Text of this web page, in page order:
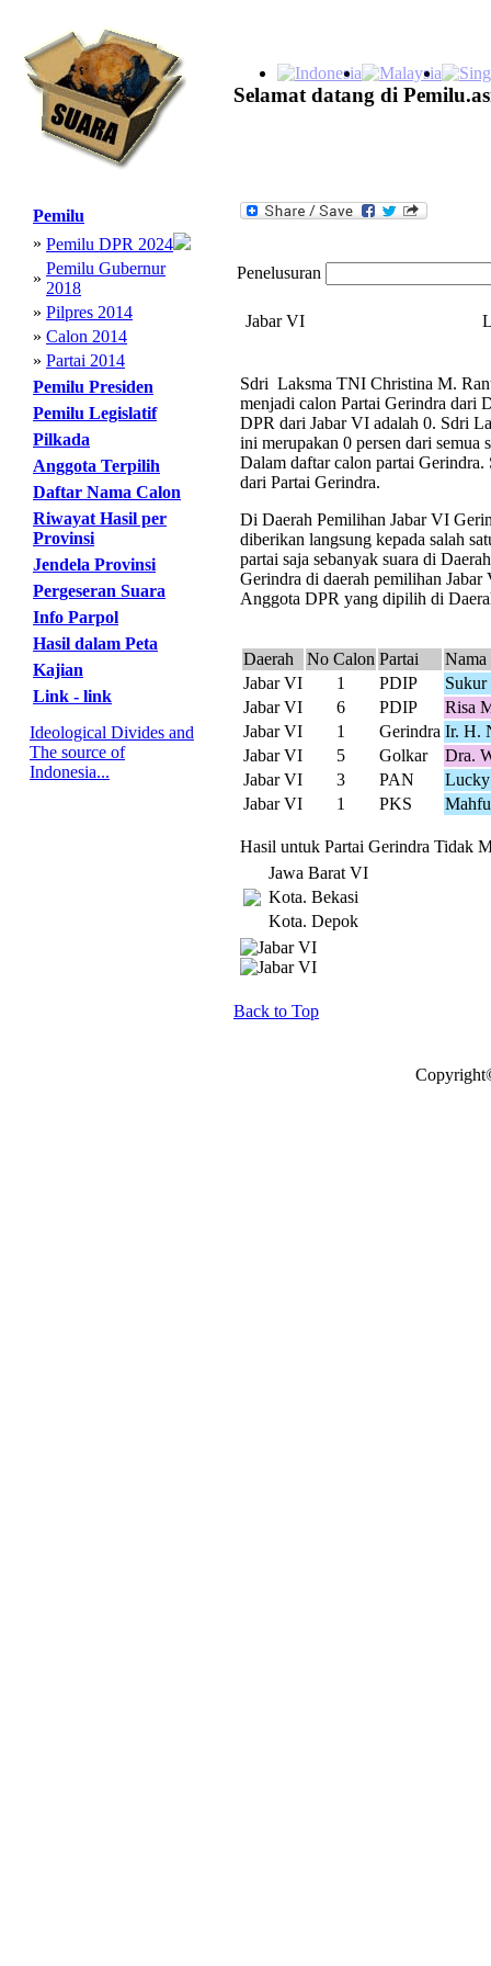
Selamat datang di
Pemilu
» Pemilu DPR 2024
»
Pemilu Gubernur
2018
» Pilpres 2014
» Calon 2014
» Partai 2014
Pemilu Presiden
Pemilu Legislatif
Pilkada
Anggota Terpilih
Daftar Nama Calon
Riwayat Hasil per
Provinsi
Jendela Provinsi
Pergeseran Suara
Info Parpol
Hasil dalam Peta
Kajian
Link - link
Ideological Divides and
The source of
Indonesia...
Penelusuran
Jabar VI
Sdri Laksma TNI Christina M.
menjadi calon Partai Gerindra dari
DPR dari Jabar VI adalah 0. Sdri
ini merupakan 0 persen dari semua
Dalam daftar calon partai
dari Partai Gerindra.
Di Daerah Pemilihan Jabar VI
diberikan langsung kepada salah
partai saja sebanyak suara di
Gerindra di daerah pemilihan
Anggota DPR yang dipilih di
Daerah No Calon Partai
Nama
Jabar VI
1 PDIP
Sukur
Jabar VI
6 PDIP
Risa
Jabar VI
1 Gerindra Ir. H.
Jabar VI
5 Golkar
Dra.
Jabar VI
3 PAN
Jabar VI
1 PKS
Hasil untuk Partai Gerindra Tidak
Jawa Barat VI
Kota. Bekasi
Kota. Depok
Back to Top